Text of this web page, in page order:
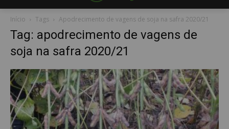
Início Tags Apodrecimento de vagens de soja na safra 2020/21
Tag: apodrecimento de vagens de
soja na safra 2020/21